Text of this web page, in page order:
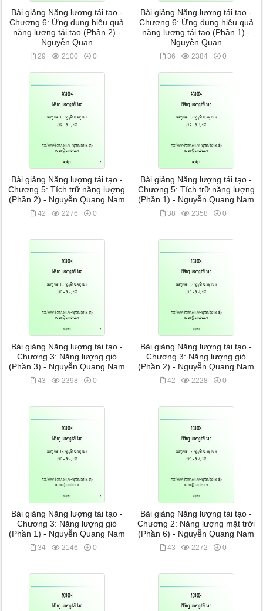
Bài giảng Năng lượng tái tạo -
Chương 6: Ứng dụng hiệu quả
năng lượng tái tạo (Phần 2) -
Nguyễn Quan
29 2100 0
Bài giảng Năng lượng tái tạo -
Chương 6: Ứng dụng hiệu quả
năng lượng tái tạo (Phần 1) -
Nguyễn Quan
36 2384 0
Bài giảng Năng lượng tái tạo -
Chương 5: Tích trữ năng lượng
(Phần 2) - Nguyễn Quang Nam
42 2276 0
Bài giảng Năng lượng tái tạo -
Chương 5: Tích trữ năng lượng
(Phần 1) - Nguyễn Quang Nam
38 2358 0
Bài giảng Năng lượng tái tạo -
Chương 3: Năng lượng gió
(Phần 3) - Nguyễn Quang Nam
43 2398 0
Bài giảng Năng lượng tái tạo -
Chương 3: Năng lượng gió
(Phần 2) - Nguyễn Quang Nam
42 2228 0
Bài giảng Năng lượng tái tạo -
Chương 3: Năng lượng gió
(Phần 1) - Nguyễn Quang Nam
34 2146 0
Bài giảng Năng lượng tái tạo -
Chương 2: Năng lượng mặt trời
(Phần 6) - Nguyễn Quang Nam
43 2272 0